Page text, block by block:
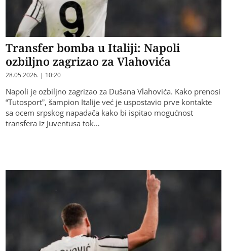
Transfer bomba u Italiji: Napoli
ozbiljno zagrizao za Vlahovića
28.05.2026. | 10:20
Napoli je ozbiljno zagrizao za Dušana Vlahovića. Kako prenosi
“Tutosport”, šampion Italije već je uspostavio prve kontakte
sa ocem srpskog napadača kako bi ispitao mogućnost
transfera iz Juventusa tok…